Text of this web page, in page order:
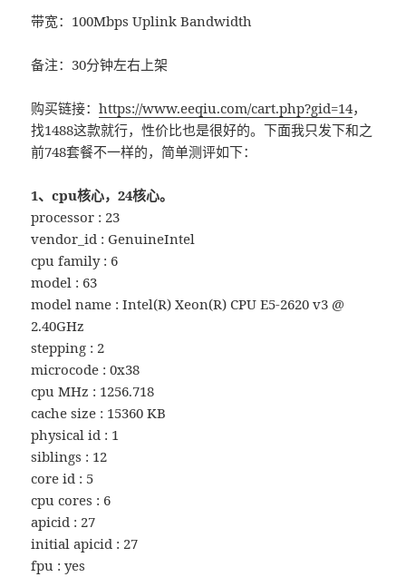
带宽：100Mbps Uplink Bandwidth
备注：30分钟左右上架
购买链接：https://www.eeqiu.com/cart.php?gid=14，
找1488这款就行，性价比也是很好的。下面我只发下和之
前748套餐不一样的，简单测评如下：
1、cpu核心，24核心。
processor : 23
vendor_id : GenuineIntel
cpu family : 6
model : 63
model name : Intel(R) Xeon(R) CPU E5-2620 v3 @
2.40GHz
stepping : 2
microcode : 0x38
cpu MHz : 1256.718
cache size : 15360 KB
physical id : 1
siblings : 12
core id : 5
cpu cores : 6
apicid : 27
initial apicid : 27
fpu : yes